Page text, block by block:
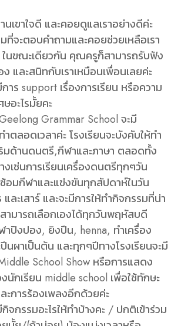
เขาใจดี และคอยดูแลเราอย่างดีค่ะ
จะตอบคำถามและคอยช่วยเหลือเรา
ในขณะเดียวกัน คุณครูก็สามารถรับฟัง
ง และสนิทกับเราเหมือนเพื่อนเลยค่ะ
าร support เรื่องการเรียน หรือความ
อะไรมั้ยคะ
Grammar School จะมี
ตลอดเวลาค่ะ โรงเรียนจะบังคับให้ทำ
มด้านดนตรี,กีฬาและภาษา ตลอดทั้ง
เช่นการเรียนเครื่องดนตรีทุกๆวัน
อมกีฬาและแข่งขันทุกสัปดาห์ในวัน
ละเสาร์ และจะมีการให้ทำกิจกรรมที่น่า
สามารถเลือกเองได้ทุกวันพฤหัสบดี
าปิงปอง, ยิงปืน, henna, ทำเครื่อง
นผาเป็นต้น และทุกๆปีทางโรงเรียนจะมี
School Show หรือการแสดง
งนักเรียน middle school เพื่อใช้ทักษะ
ะการร้องเพลงอีกด้วยค่ะ
จกรรมอะไรให้ทำบ้างคะ / ปกติเข้าร่วม